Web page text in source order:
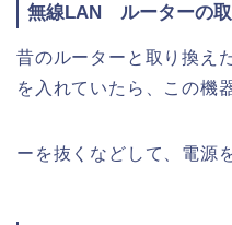
無線LAN ルーターの
昔のルーターと取り換え
を入れていたら、この機
ーを抜くなどして、電源